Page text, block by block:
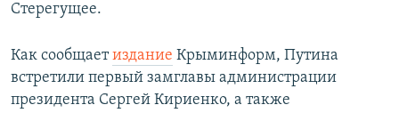
Стерегущее.
Как сообщаетиздание Крыминформ, Путина
встретили первый замглавы администрации
президента Сергей Кириенко, а также